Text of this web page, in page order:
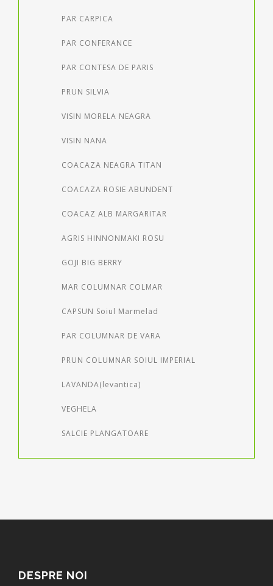
PAR CARPICA
PAR CONFERANCE
PAR CONTESA DE PARIS
PRUN SILVIA
VISIN MORELA NEAGRA
VISIN NANA
COACAZA NEAGRA TITAN
COACAZA ROSIE ABUNDENT
COACAZ ALB MARGARITAR
AGRIS HINNONMAKI ROSU
GOJI BIG BERRY
MAR COLUMNAR COLMAR
CAPSUN Soiul Marmelad
PAR COLUMNAR DE VARA
PRUN COLUMNAR SOIUL IMPERIAL
LAVANDA(levantica)
VEGHELA
SALCIE PLANGATOARE
DESPRE NOI